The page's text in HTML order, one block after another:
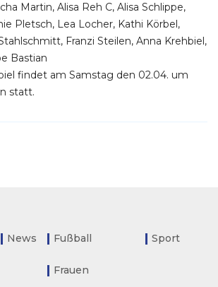
Martin, Alisa Reh C, Alisa Schlippe,
Pletsch, Lea Locher, Kathi Körbel,
Franzi Steilen, Anna Krehbiel,
Bastian
findet am Samstag den 02.04. um
statt.
News Fußball
Frauen
Sport